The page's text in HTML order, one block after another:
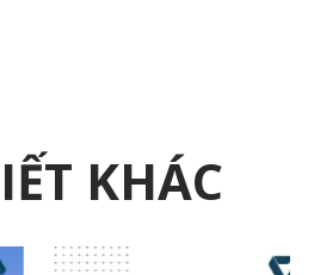
KHÁC